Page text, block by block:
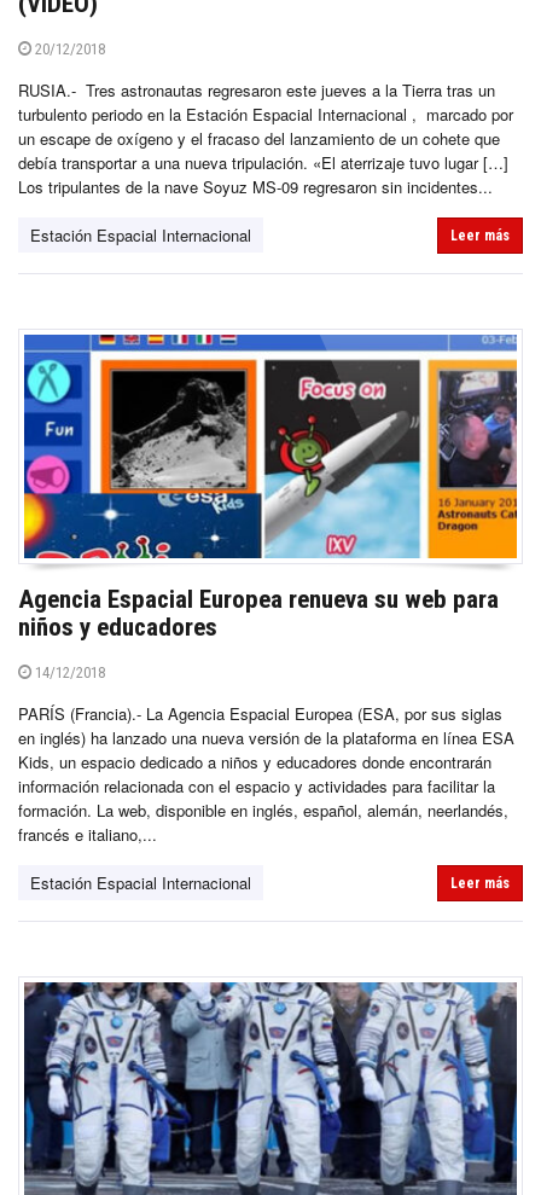
20/12/2018
RUSIA.- Tres astronautas regresaron este jueves a la Tierra tras un
turbulento periodo en la Estación Espacial Internacional , marcado por
un escape de oxígeno y el fracaso del lanzamiento de un cohete que
debía transportar a una nueva tripulación. «El aterrizaje tuvo lugar […]
Los tripulantes de la nave Soyuz MS-09 regresaron sin incidentes...
Estación Espacial Internacional Leer más
Agencia Espacial Europea renueva su web para
niños y educadores
14/12/2018
PARÍS (Francia).- La Agencia Espacial Europea (ESA, por sus siglas
en inglés) ha lanzado una nueva versión de la plataforma en línea ESA
Kids, un espacio dedicado a niños y educadores donde encontrarán
información relacionada con el espacio y actividades para facilitar la
formación. La web, disponible en inglés, español, alemán, neerlandés,
francés e italiano,...
Estación Espacial Internacional Leer más